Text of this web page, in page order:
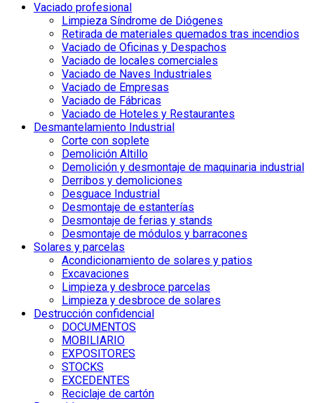
Vaciado profesional
Limpieza Síndrome de Diógenes
Retirada de materiales quemados tras incendios
Vaciado de Oficinas y Despachos
Vaciado de locales comerciales
Vaciado de Naves Industriales
Vaciado de Empresas
Vaciado de Fábricas
Vaciado de Hoteles y Restaurantes
Desmantelamiento Industrial
Corte con soplete
Demolición Altillo
Demolición y desmontaje de maquinaria industrial
Derribos y demoliciones
Desguace Industrial
Desmontaje de estanterías
Desmontaje de ferias y stands
Desmontaje de módulos y barracones
Solares y parcelas
Acondicionamiento de solares y patios
Excavaciones
Limpieza y desbroce parcelas
Limpieza y desbroce de solares
Destrucción confidencial
DOCUMENTOS
MOBILIARIO
EXPOSITORES
STOCKS
EXCEDENTES
Reciclaje de cartón